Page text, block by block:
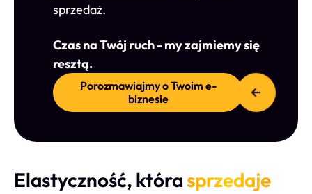
sprzedaż.
Czas na Twój ruch - my zajmiemy się
resztą.
Porozmawiajmy o Twoim e-
biznesie
Elastyczność, którasprzedaje